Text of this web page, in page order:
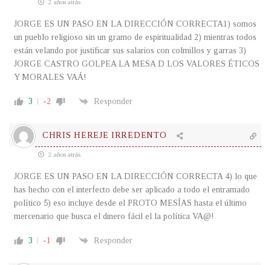
2 años atrás
JORGE ES UN PASO EN LA DIRECCIÓN CORRECTA1) somos
un pueblo religioso sin un gramo de espiritualidad 2) mientras todos
están velando por justificar sus salarios con colmillos y garras 3)
JORGE CASTRO GOLPEA LA MESA D LOS VALORES ÉTICOS
Y MORALES VAÁ!
3 -2 Responder
CHRIS HEREJE IRREDENTO
2 años atrás
JORGE ES UN PASO EN LA DIRECCIÓN CORRECTA 4) lo que
has hecho con el interfecto debe ser aplicado a todo el entramado
político 5) eso incluye desde el PROTO MESÍAS hasta el último
mercenario que busca el dinero fácil el la política VA@!
3 -1 Responder